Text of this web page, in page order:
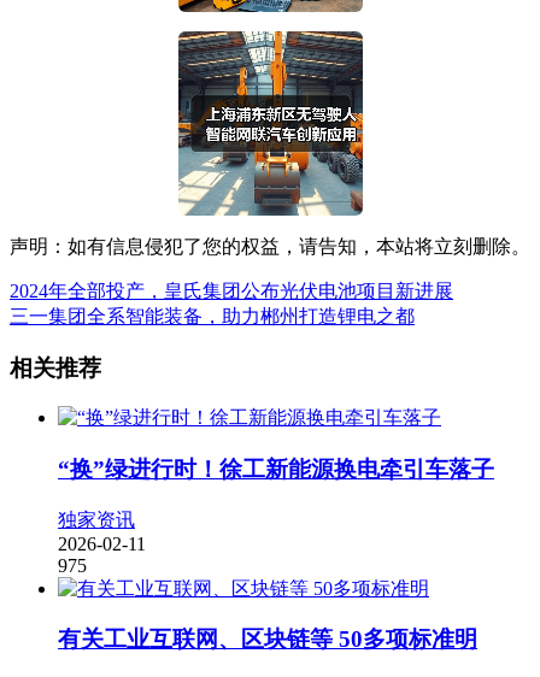
声明：如有信息侵犯了您的权益，请告知，本站将立刻删除。
2024年全部投产，皇氏集团公布光伏电池项目新进展
三一集团全系智能装备，助力郴州打造锂电之都
相关推荐
“换”绿进行时！徐工新能源换电牵引车落子
独家资讯
2026-02-11
975
有关工业互联网、区块链等 50多项标准明